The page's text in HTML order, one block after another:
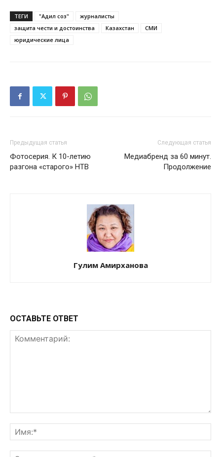
ТЕГИ "Адил соз"
журналисты
защита чести и достоинства
Казахстан
СМИ
юридические лица
Предыдущая статья
Фотосерия. К 10-летию
разгона «старого» НТВ
Следующая статья
Медиабренд за 60 минут.
Продолжение
Гулим Амирханова
ОСТАВЬТЕ ОТВЕТ